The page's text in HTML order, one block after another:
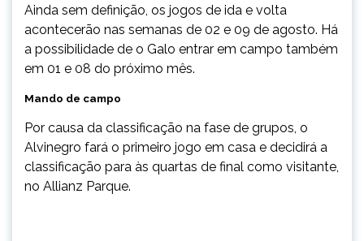
Ainda sem definição, os jogos de ida e volta
acontecerão nas semanas de 02 e 09 de agosto. Há
a possibilidade de o Galo entrar em campo também
em 01 e 08 do próximo mês.
Mando de campo
Por causa da classificação na fase de grupos, o
Alvinegro fará o primeiro jogo em casa e decidirá a
classificação para às quartas de final como visitante,
no Allianz Parque.